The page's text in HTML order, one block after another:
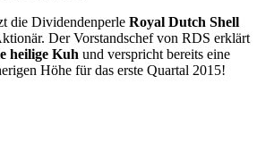
die Dividendenperle Royal Dutch Shell
Der Vorstandschef von RDS erklärt
heilige Kuh und verspricht bereits eine
Höhe für das erste Quartal 2015!